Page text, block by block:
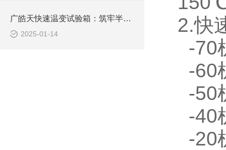
广皓天快速温变试验箱：筑牢半导体芯片品质根基
2025-01-14
2.快
-70
-60
-50
-40
-20